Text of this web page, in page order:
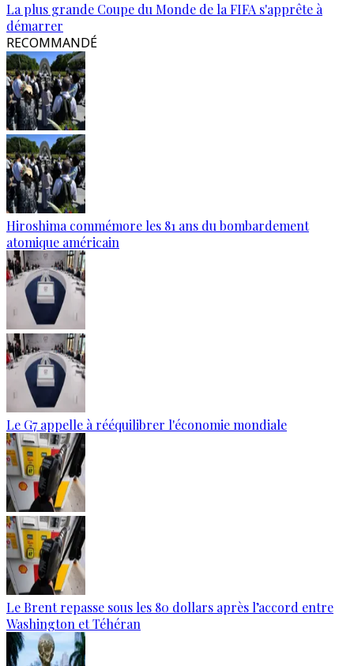
La plus grande Coupe du Monde de la FIFA s'apprête à
démarrer
RECOMMANDÉ
Hiroshima commémore les 81 ans du bombardement
atomique américain
Le G7 appelle à rééquilibrer l'économie mondiale
Le Brent repasse sous les 80 dollars après l’accord entre
Washington et Téhéran